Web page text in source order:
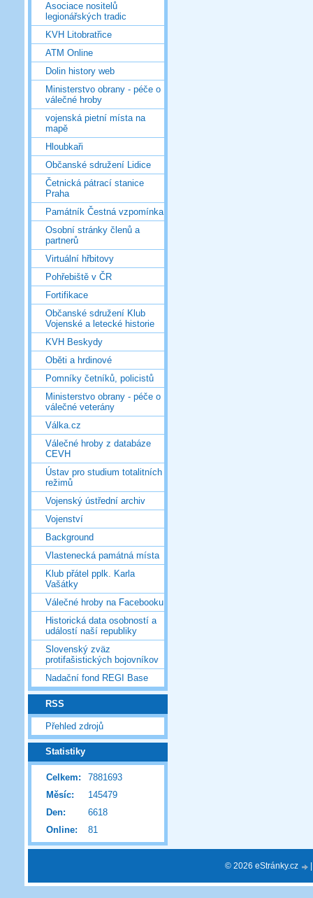
Asociace nositelů
legionářských tradic
KVH Litobratřice
ATM Online
Dolin history web
Ministerstvo obrany - péče o
válečné hroby
vojenská pietní místa na
mapě
Hloubkaři
Občanské sdružení Lidice
Četnická pátrací stanice
Praha
Památník Čestná vzpomínka
Osobní stránky členů a
partnerů
Virtuální hřbitovy
Pohřebiště v ČR
Fortifikace
Občanské sdružení Klub
Vojenské a letecké historie
KVH Beskydy
Oběti a hrdinové
Pomníky četníků, policistů
Ministerstvo obrany - péče o
válečné veterány
Válka.cz
Válečné hroby z databáze
CEVH
Ústav pro studium totalitních
režimů
Vojenský ústřední archiv
Vojenství
Background
Vlastenecká památná místa
Klub přátel pplk. Karla
Vašátky
Válečné hroby na Facebooku
Historická data osobností a
událostí naší republiky
Slovenský zväz
protifašistických bojovníkov
Nadační fond REGI Base
RSS
Přehled zdrojů
Statistiky
Online: 81
Celkem:
7881693
Měsíc:
145479
Den:
6618
© 2026 eStránky.cz